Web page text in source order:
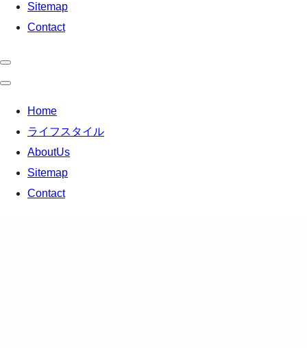
Sitemap
Contact
Home
ライフスタイル
AboutUs
Sitemap
Contact